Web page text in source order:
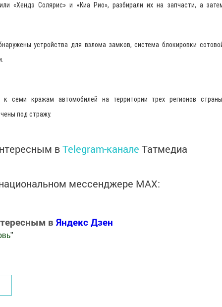
«Хендэ Солярис» и «Киа Рио», разбирали их на запчасти, а
устройства для взлома замков, система блокировки
к семи кражам автомобилей на территории трех регионов страны.
под стражу.
вTelegram-канале Татмедиа
мессенджере MАХ:
в Яндекс Дзен
"